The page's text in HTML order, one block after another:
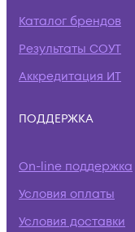
Каталог брендов
Результаты СОУТ
Аккредитация ИТ
ПОДДЕРЖКА
On-line поддержка
Условия оплаты
Условия доставки